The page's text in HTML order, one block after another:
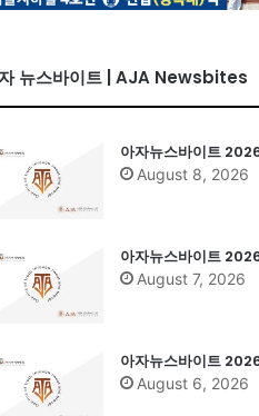
뉴스바이트 | AJA Newsbites
아자뉴스바이트
August 8, 2026
아자뉴스바이트
August 7, 2026
아자뉴스바이트
August 6, 2026